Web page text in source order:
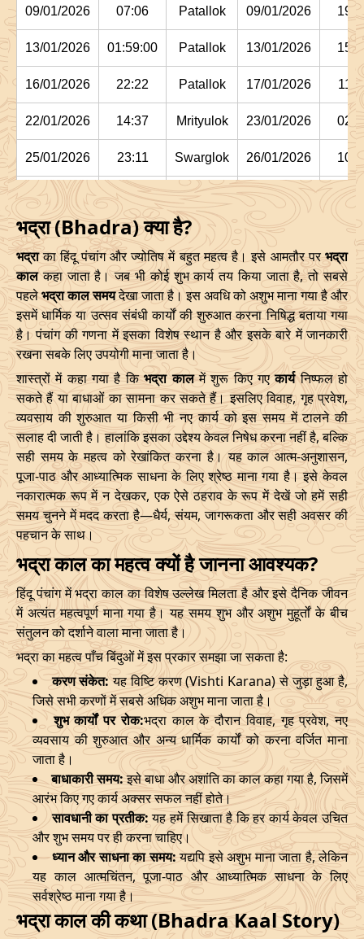
09/01/2026 07:06 Patallok 09/01/2026
13/01/2026 01:59:00 Patallok 13/01/2026
16/01/2026 22:22 Patallok 17/01/2026
22/01/2026 14:37 Mrityulok 23/01/2026
25/01/2026 23:11 Swarglok 26/01/2026
29/01/2026 03:15:00 Swarglok 29/01/2026
February, 2026
Start
Bhadra
Name
End
Date Time Date
01/02/2026 05:42 Mrityulok 01/02/2026
04/02/2026 12:24 Mrityulok 05/02/2026
08/02/2026 02:55:00 Patallok 08/02/2026
11/02/2026 23:10 Swarglok 12/02/2026
15/02/2026 17:04 Patallok 16/02/2026
21/02/2026 01:49:00 Mrityulok 21/02/2026
24/02/2026 07:02 Swarglok 24/02/2026
27/02/2026 11:32 Swarglok 27/02/2026
March , 2026
Start
Bhadra
Name
End
Date Time Date
02/03/2026 17:55 Mrityulok 03/03/2026
06/03/2026 05:28 Patallok 06/03/2026
09/03/2026 23:27 Swarglok 10/03/2026
13/03/2026 19:19:00 Patallok 14/03/2026
17/03/2026 09:22 Mrityulok 17/03/2026
22/03/2026 10:35 Swarglok 22/03/2026
भद्रा (Bhadra) क्या है?
भद्राका हिंदू पंचांग और ज्योतिष में बहुत महत्व है। इसे आमतौर परभद्रा
कालकहा जाता है। जब भी कोई शुभ कार्य तय किया जाता है, तो सबसे
पहलेभद्रा काल समयदेखा जाता है। इस अवधि को अशुभ माना गया है और
इसमें धार्मिक या उत्सव संबंधी कार्यों की शुरुआत करना निषिद्ध बताया गया
है। पंचांग की गणना में इसका विशेष स्थान है और इसके बारे में जानकारी
रखना सबके लिए उपयोगी माना जाता है।
शास्त्रों में कहा गया है किभद्रा कालमें शुरू किए गएकार्यनिष्फल हो
सकते हैं या बाधाओं का सामना कर सकते हैं। इसलिए विवाह, गृह प्रवेश,
व्यवसाय की शुरुआत या किसी भी नए कार्य को इस समय में टालने की
सलाह दी जाती है। हालांकि इसका उद्देश्य केवल निषेध करना नहीं है, बल्कि
सही समय के महत्व को रेखांकित करना है। यह काल आत्म-अनुशासन,
पूजा-पाठ और आध्यात्मिक साधना के लिए श्रेष्ठ माना गया है। इसे केवल
नकारात्मक रूप में न देखकर, एक ऐसे ठहराव के रूप में देखें जो हमें सही
समय चुनने में मदद करता है—धैर्य, संयम, जागरूकता और सही अवसर की
पहचान के साथ।
भद्रा काल का महत्व क्यों है जानना आवश्यक?
हिंदू पंचांग में भद्रा काल का विशेष उल्लेख मिलता है और इसे दैनिक जीवन
में अत्यंत महत्वपूर्ण माना गया है। यह समय शुभ और अशुभ मुहूर्तों के बीच
संतुलन को दर्शाने वाला माना जाता है।
भद्रा का महत्व पाँच बिंदुओं में इस प्रकार समझा जा सकता है:
करण संकेत:यह विष्टि करण (Vishti Karana) से जुड़ा हुआ है,
जिसे सभी करणों में सबसे अधिक अशुभ माना जाता है।
शुभ कार्यों पर रोक:भद्रा काल के दौरान विवाह, गृह प्रवेश, नए
व्यवसाय की शुरुआत और अन्य धार्मिक कार्यों को करना वर्जित माना
जाता है।
बाधाकारी समय:इसे बाधा और अशांति का काल कहा गया है, जिसमें
आरंभ किए गए कार्य अक्सर सफल नहीं होते।
सावधानी का प्रतीक:यह हमें सिखाता है कि हर कार्य केवल उचित
और शुभ समय पर ही करना चाहिए।
ध्यान और साधना का समय:यद्यपि इसे अशुभ माना जाता है, लेकिन
यह काल आत्मचिंतन, पूजा-पाठ और आध्यात्मिक साधना के लिए
सर्वश्रेष्ठ माना गया है।
भद्रा काल की कथा (Bhadra Kaal Story)